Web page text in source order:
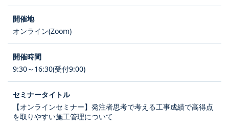
オンライン(Zoom)
9:30～16:30(受付9:00)
【オンラインセミナー】発注者思考で考える工事成績で高得点
を取りやすい施工管理について